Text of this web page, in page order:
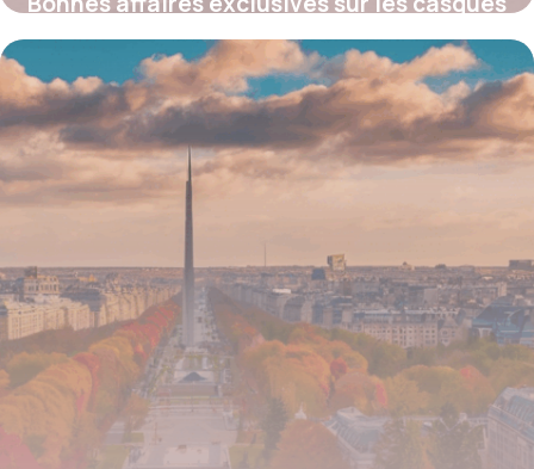
Arai : où profiter des meilleures promos
moto
4 juillet 2025